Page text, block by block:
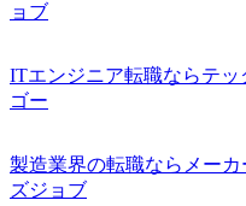
ョブ
ITエンジニア転職ならテッ
ゴー
製造業界の転職ならメーカ
ズジョブ